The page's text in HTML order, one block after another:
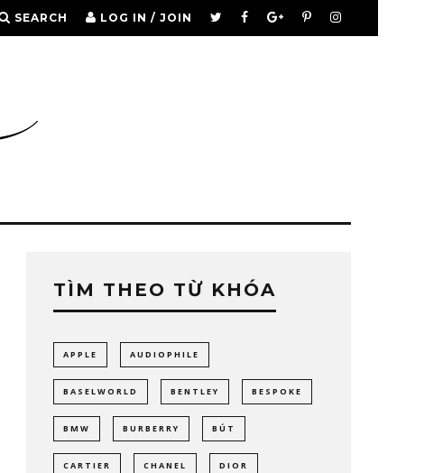
SEARCH LOG IN / JOIN
TÌM THEO TỪ KHÓA
APPLE AUDIOPHILE
BASELWORLD BENTLEY BESPOKE
BMW BURBERRY BÚT
CARTIER CHANEL DIOR